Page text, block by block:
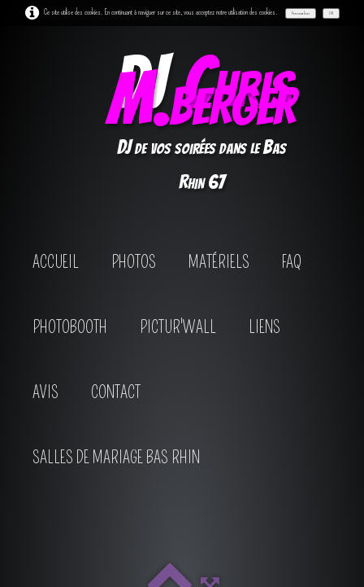
Ce site utilise des cookies. En continuant à naviguer sur ce site, vous acceptez notre utilisation des cookies. Personnaliser OK
DJChris
M.berger
DJ de vos soirées dans le Bas
Rhin 67
ACCUEIL PHOTOS MATÉRIELS FAQ
PHOTOBOOTH PICTUR'WALL LIENS
AVIS CONTACT
SALLES DE MARIAGE BAS RHIN